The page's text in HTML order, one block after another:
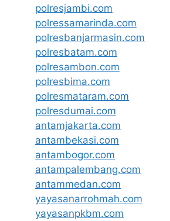
polresjambi.com
polressamarinda.com
polresbanjarmasin.com
polresbatam.com
polresambon.com
polresbima.com
polresmataram.com
polresdumai.com
antamjakarta.com
antambekasi.com
antambogor.com
antampalembang.com
antammedan.com
yayasanarrohmah.com
yayasanpkbm.com